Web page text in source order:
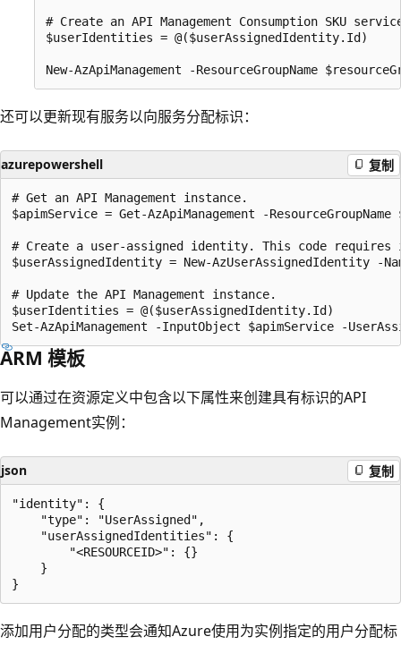
# Create an API Management Consumption SKU
$userIdentities = @($userAssignedIdentity.Id)
还可以更新现有服务以向服务分配标识：
azurepowershell 复制
# Get an API Management instance.
$apimService = Get-AzApiManagement -ResourceGroupName
# Create a user-assigned identity. This code
$userAssignedIdentity = New-AzUserAssignedIdentity -
# Update the API Management instance.
$userIdentities = @($userAssignedIdentity.Id)
ARM 模板
可以通过在资源定义中包含以下属性来创建具有标识的API
Management实例：
json 复制
"identity": {
    "type": "UserAssigned",
    "userAssignedIdentities": {
        "<RESOURCEID>": {}
    }
添加用户分配的类型会通知Azure使用为实例指定的用户分配标